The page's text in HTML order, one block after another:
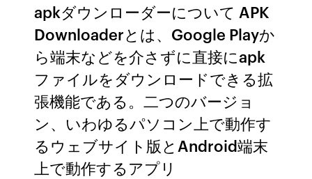
apkダウンローダーについて APK
Downloaderとは、Google Playか
ら端末などを介さずに直接にapk
ファイルをダウンロードできる拡
張機能である。二つのバージョ
ン、いわゆるパソコン上で動作す
るウェブサイト版とAndroid端末
上で動作するアプリ